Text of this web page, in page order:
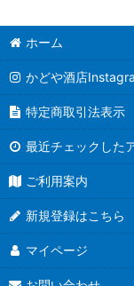
ホーム
かどや酒店
特定商取引法表示
最近チェックした
ご利用案内
新規登録はこちら
マイページ